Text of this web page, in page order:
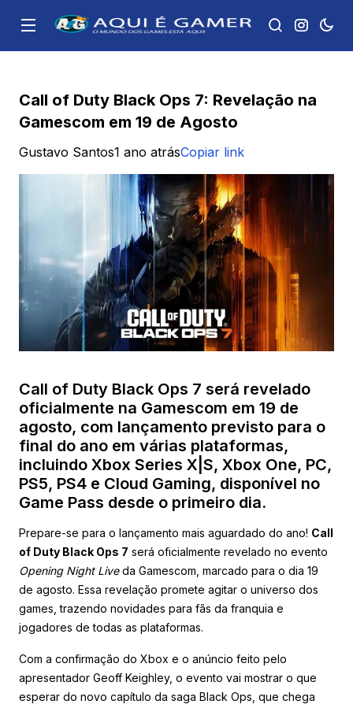
Call of Duty Black Ops 7: Revelação na
Gamescom em 19 de Agosto
Gustavo Santos1 ano atrásCopiar link
Call of Duty Black Ops 7 será revelado
oficialmente na Gamescom em 19 de
agosto, com lançamento previsto para o
final do ano em várias plataformas,
incluindo Xbox Series X|S, Xbox One, PC,
PS5, PS4 e Cloud Gaming, disponível no
Game Pass desde o primeiro dia.
Prepare-se para o lançamento mais aguardado do ano! Call
of Duty Black Ops 7 será oficialmente revelado no evento
Opening Night Liveda Gamescom, marcado para o dia 19
de agosto. Essa revelação promete agitar o universo dos
games, trazendo novidades para fãs da franquia e
jogadores de todas as plataformas.
Com a confirmação do Xbox e o anúncio feito pelo
apresentador Geoff Keighley, o evento vai mostrar o que
esperar do novo capítulo da saga Black Ops, que chega